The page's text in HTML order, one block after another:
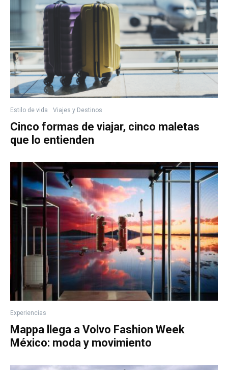
Estilo de vida Viajes y Destinos
Cinco formas de viajar, cinco maletas
que lo entienden
Experiencias
Mappa llega a Volvo Fashion Week
México: moda y movimiento